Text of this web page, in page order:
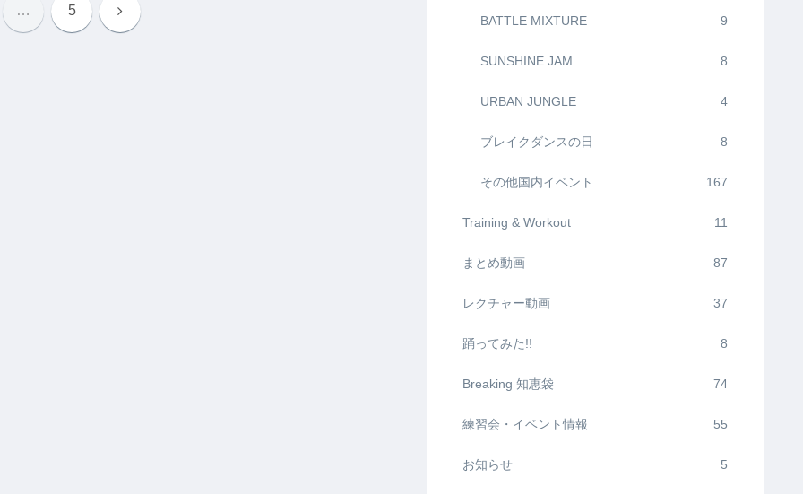
… 5 次
BATTLE MIXTURE 9
SUNSHINE JAM 8
URBAN JUNGLE 4
ブレイクダンスの日 8
その他国内イベント 167
Training & Workout 11
まとめ動画 87
レクチャー動画 37
踊ってみた!! 8
Breaking 知恵袋 74
練習会・イベント情報 55
お知らせ 5